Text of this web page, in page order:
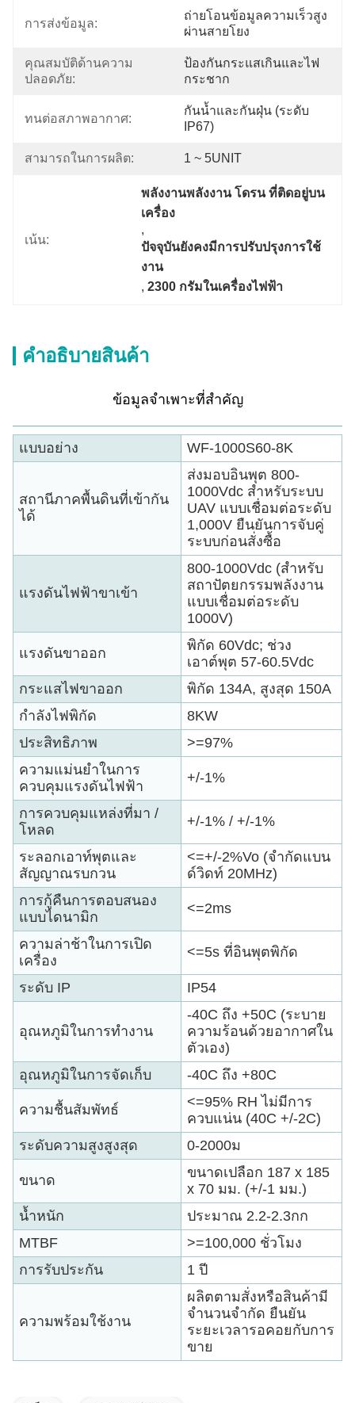
การส่งข้อมูล:
ถ่ายโอนข้อมูลความเร็วสูง
ผ่านสายโยง
คุณสมบัติด้านความ
ปลอดภัย:
ป้องกันกระแสเกินและไฟ
กระชาก
ทนต่อสภาพอากาศ:
กันน้ำและกันฝุ่น (ระดับ
IP67)
สามารถในการผลิต: 1 ~ 5UNIT
เน้น:
พลังงานพลังงาน โดรน ที่ติดอยู่บน
เครื่อง
,
ปัจจุบันยังคงมีการปรับปรุงการใช้
งาน
, 2300 กรัมในเครื่องไฟฟ้า
คําอธิบายสินค้า
ข้อมูลจำเพาะที่สำคัญ
แบบอย่าง WF-1000S60-8K
สถานีภาคพื้นดินที่เข้ากัน
ได้
ส่งมอบอินพุต 800-
1000Vdc สำหรับระบบ
UAV แบบเชื่อมต่อระดับ
1,000V ยืนยันการจับคู่
ระบบก่อนสั่งซื้อ
แรงดันไฟฟ้าขาเข้า
800-1000Vdc (สำหรับ
สถาปัตยกรรมพลังงาน
แบบเชื่อมต่อระดับ
1000V)
แรงดันขาออก
พิกัด 60Vdc; ช่วง
เอาต์พุต 57-60.5Vdc
กระแสไฟขาออก
พิกัด 134A, สูงสุด 150A
กำลังไฟพิกัด
8KW
ประสิทธิภาพ
>=97%
ความแม่นยำในการ
ควบคุมแรงดันไฟฟ้า
+/-1%
การควบคุมแหล่งที่มา /
โหลด
+/-1% / +/-1%
ระลอกเอาท์พุตและ
สัญญาณรบกวน
<=+/-2%Vo (จำกัดแบน
ด์วิดท์ 20MHz)
การกู้คืนการตอบสนอง
แบบไดนามิก
<=2ms
ความล่าช้าในการเปิด
เครื่อง
<=5s ที่อินพุตพิกัด
ระดับ IP IP54
อุณหภูมิในการทำงาน
-40C ถึง +50C (ระบาย
ความร้อนด้วยอากาศใน
ตัวเอง)
อุณหภูมิในการจัดเก็บ
-40C ถึง +80C
ความชื้นสัมพัทธ์
<=95% RH ไม่มีการ
ควบแน่น (40C +/-2C)
ระดับความสูงสูงสุด
0-2000ม
ขนาด
ขนาดเปลือก 187 x 185
x 70 มม. (+/-1 มม.)
น้ำหนัก
ประมาณ 2.2-2.3กก
MTBF
>=100,000 ชั่วโมง
การรับประกัน
1 ปี
ความพร้อมใช้งาน
ผลิตตามสั่งหรือสินค้ามี
จำนวนจำกัด ยืนยัน
ระยะเวลารอคอยกับการ
ขาย